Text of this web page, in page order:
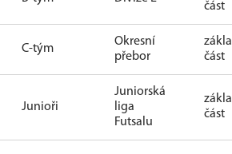
část
C-tým
Okresní
přebor
část
Junioři
Juniorská
liga
Futsalu
část